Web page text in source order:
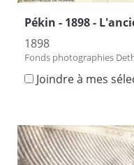
Pékin - 1898 -
1898
Fonds photographies
Joindre à mes